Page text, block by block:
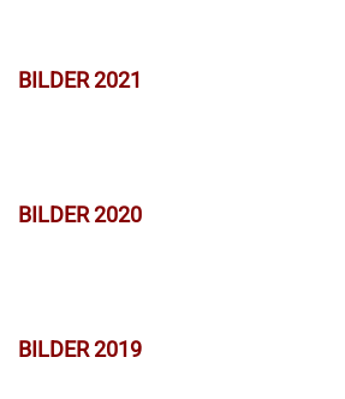
BILDER 2021
BILDER 2020
BILDER 2019